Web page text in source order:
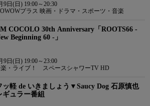
9日(日) 19:00～20:30
プラス 映画・ドラマ・スポーツ・音楽
COCOLO 30th Anniversary「ROOTS66 -
Beginning 60 -」
9日(日) 19:00～23:00
・ライブ！ スペースシャワーTV HD
ッ軽 de いきましょう▼Saucy Dog 石原慎也
ギュラー番組